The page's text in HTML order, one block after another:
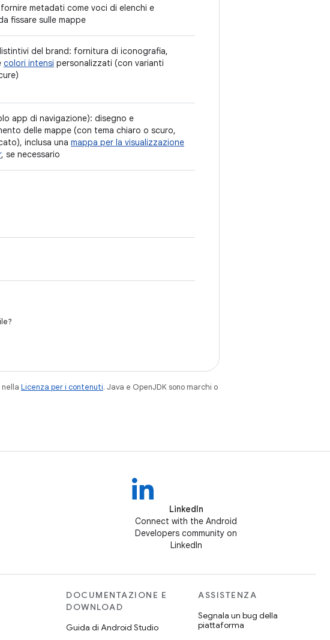
metadati come voci di elenchi e
fissare sulle mappe
del brand: fornitura di iconografia,
colori intensi personalizzati (con varianti
app di navigazione): disegno e
delle mappe (con tema chiaro o scuro,
inclusa una mappa per la visualizzazione
, se necessario
Licenza per i contenuti. Java e OpenJDK sono marchi o
LinkedIn
Connect with the Android
Developers community on
LinkedIn
DOCUMENTAZIONE E
DOWNLOAD
Guida di Android Studio
ASSISTENZA
Segnala un bug della
piattaforma